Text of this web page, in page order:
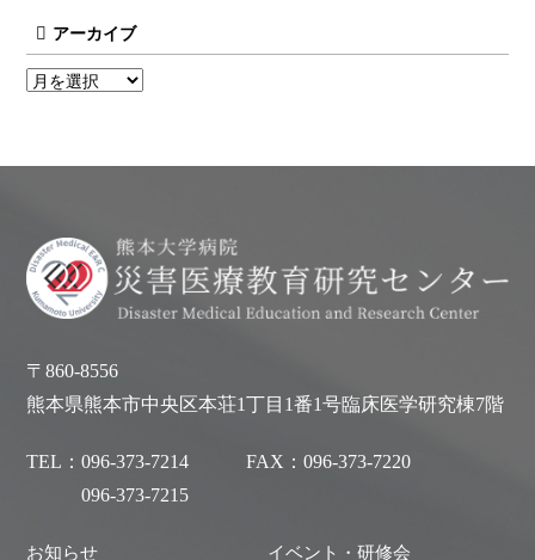
アーカイブ
〒860-8556
熊本県熊本市中央区本荘1丁目1番1号臨床医学研究棟7階
TEL：096-373-7214
096-373-7215
FAX：096-373-7220
お知らせ イベント・研修会